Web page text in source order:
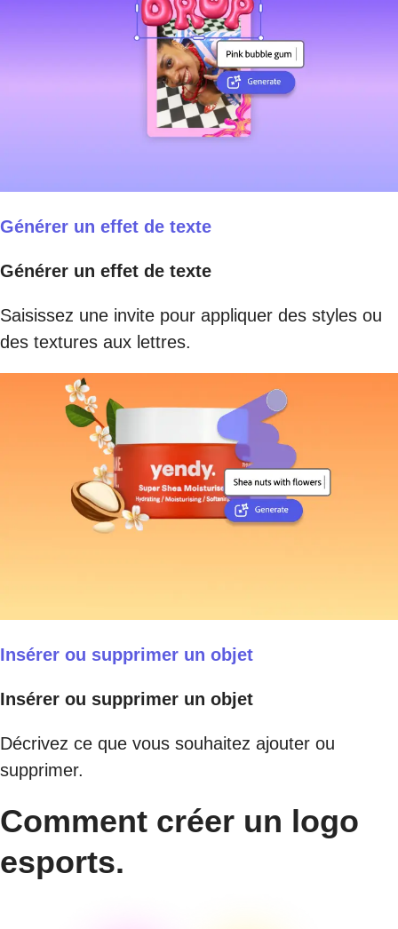
Générer un effet de texte
Générer un effet de texte
Saisissez une invite pour appliquer des styles ou
des textures aux lettres.
Insérer ou supprimer un objet
Insérer ou supprimer un objet
Décrivez ce que vous souhaitez ajouter ou
supprimer.
Comment créer un logo
esports.